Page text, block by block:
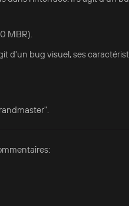
MBR).
d'un bug visuel, ses